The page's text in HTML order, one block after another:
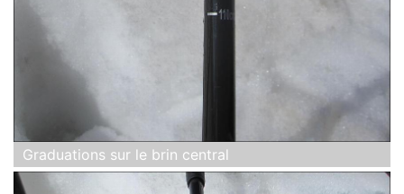
Graduations sur le brin central